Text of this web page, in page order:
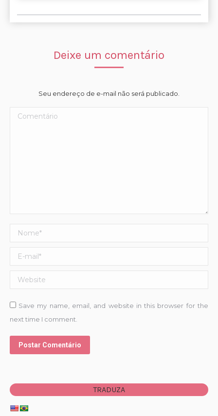
Deixe um comentário
Seu endereço de e-mail não será publicado.
Comentário
Nome *
E-mail *
Website
Save my name, email, and website in this browser for the
next time I comment.
Postar Comentário
TRADUZA